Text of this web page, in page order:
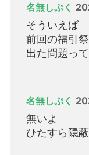
名無しぷく
そういえば
前回の福引
出た問題っ
名無しぷく
無いよ
ひたすら隠